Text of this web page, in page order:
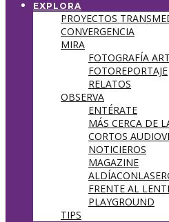
EXPLORA
PROYECTOS
CONVERGENCIA
MIRA
FOTOGRAFÍA
FOTOREPORTAJE
RELATOS
OBSERVA
ENTÉRATE
MÁS CERCA DE
CORTOS
NOTICIEROS
MAGAZINE
FRENTE AL
PLAYGROUND
TIPS